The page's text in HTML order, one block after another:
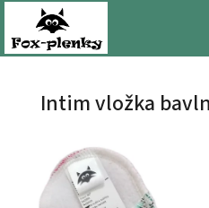
Přejít
obsah
Intim vložka